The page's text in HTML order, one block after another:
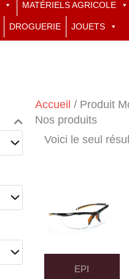
MATÉRIELS AGRICOLE
DROGUERIE JOUETS
Accueil / Produit
Nos produits
Voici le seul
EPI